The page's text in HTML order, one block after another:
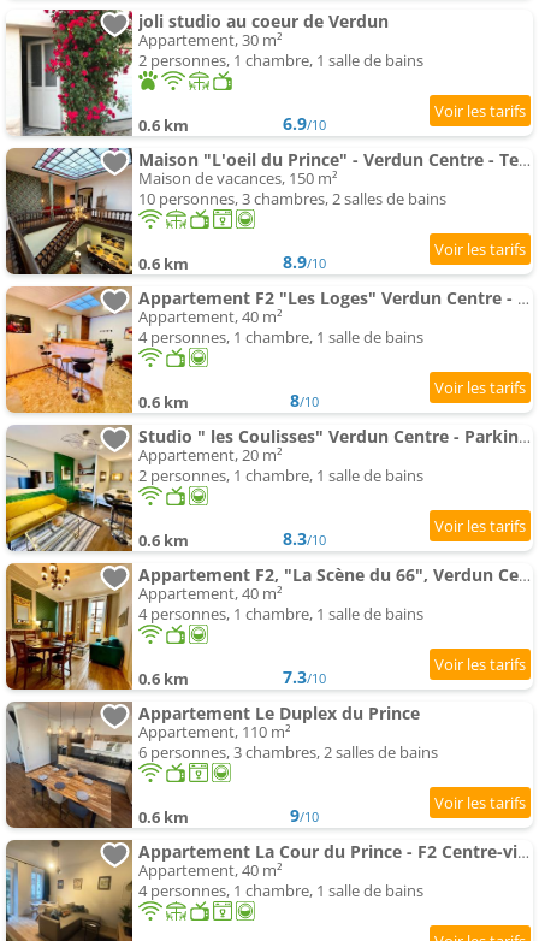
joli studio au coeur de Verdun
Appartement, 30 m²
2 personnes, 1 chambre, 1 salle de bains
0.6 km 6.9/10
Maison "L'oeil du Prince" - Verdun Centre - Terrasse - Wifi - 7 couchages - - Garage V
Maison de vacances, 150 m²
10 personnes, 3 chambres, 2 salles de bains
0.6 km 8.9/10
Appartement F2 "Les Loges" Verdun Centre - Garage motos et vélo, WIFI, Géré par PrestaZen'Services
Appartement, 40 m²
4 personnes, 1 chambre, 1 salle de bains
0.6 km 8/10
Studio " les Coulisses" Verdun Centre - Parking Moto et Vélo - Wifi - Couchage 1 Grand Lit - Géré Pa
Appartement, 20 m²
2 personnes, 1 chambre, 1 salle de bains
0.6 km 8.3/10
Appartement F2, "La Scène du 66", Verdun Centre, Garage Motos et Vélo, Wifi, Géré Par Prestazen'Ser
Appartement, 40 m²
4 personnes, 1 chambre, 1 salle de bains
0.6 km 7.3/10
Appartement Le Duplex du Prince
Appartement, 110 m²
6 personnes, 3 chambres, 2 salles de bains
0.6 km 9/10
Appartement La Cour du Prince - F2 Centre-ville avec cour
Appartement, 40 m²
4 personnes, 1 chambre, 1 salle de bains